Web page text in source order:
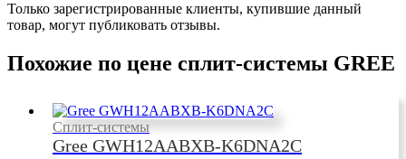
Только зарегистрированные клиенты, купившие данный
товар, могут публиковать отзывы.
Похожие по цене сплит-системы GREE
Сплит-системы
Gree GWH12AABXB-K6DNA2C